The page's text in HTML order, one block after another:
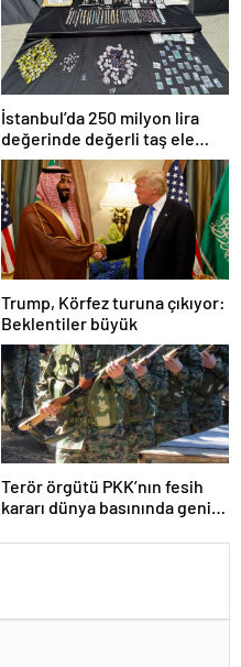
İstanbul’da 250 milyon lira
değerinde değerli taş ele
geçirildi
Trump, Körfez turuna çıkıyor:
Beklentiler büyük
Terör örgütü PKK’nın fesih
kararı dünya basınında geniş